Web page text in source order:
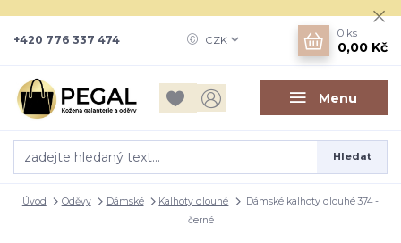
Menu
CZK
Hledat
+420 776 337 474
0 ks
0,00 Kč
Úvod Oděvy Dámské Kalhoty dlouhé
Dámské kalhoty dlouhé 374 -
černé